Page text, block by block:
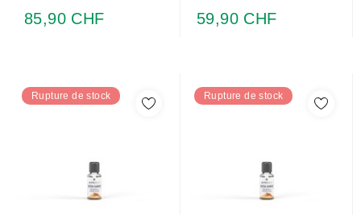
85,90 CHF 59,90 CHF
Rupture de stock Rupture de stock